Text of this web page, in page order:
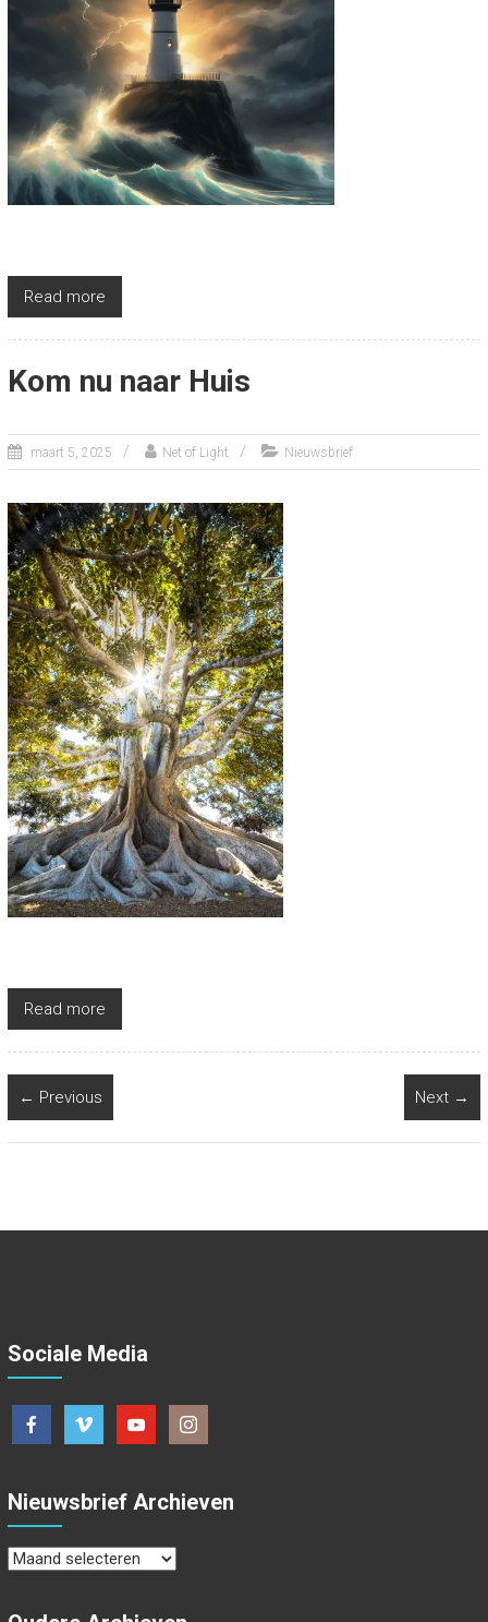
Read more
Kom nu naar Huis
maart 5, 2025 Net of Light Nieuwsbrief
Read more
← Previous Next →
Sociale Media
Nieuwsbrief Archieven
Nieuwsbrief